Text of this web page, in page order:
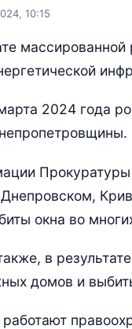
10:15
2024 года
Прокуратуры
окна во
в
домов и